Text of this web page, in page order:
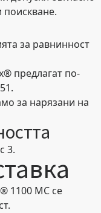
поискване.
за равнинност
предлагат по-
за нарязани на
3.
1100 MC се